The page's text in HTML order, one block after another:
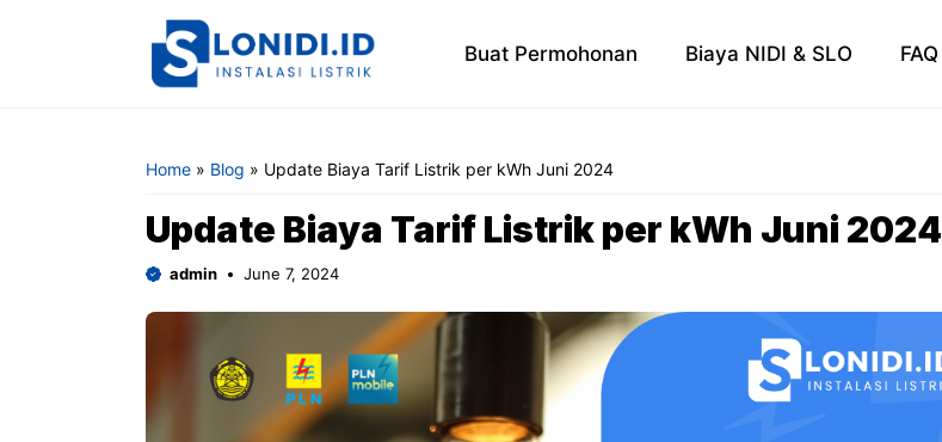
Buat Permohonan Biaya NIDI & SLO FAQ
Home » Blog » Update Biaya Tarif Listrik per kWh Juni 2024
Update Biaya Tarif Listrik per kWh Juni 2024
admin June 7, 2024